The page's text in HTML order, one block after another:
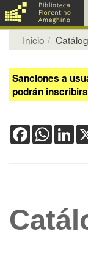
Inicio
Sanciones a
podrán
Facebook